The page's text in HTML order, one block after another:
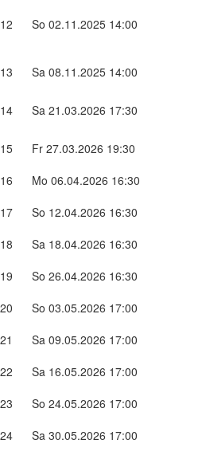
12 So 02.11.2025 14:00
13 Sa 08.11.2025 14:00
14 Sa 21.03.2026 17:30
15 Fr 27.03.2026 19:30
16
Mo 06.04.2026 16:30
17
So 12.04.2026 16:30
18
Sa 18.04.2026 16:30
19
So 26.04.2026 16:30
20
So 03.05.2026 17:00
21
Sa 09.05.2026 17:00
22
Sa 16.05.2026 17:00
23
So 24.05.2026 17:00
24
Sa 30.05.2026 17:00